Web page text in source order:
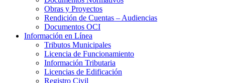
Obras y Proyectos
Rendición de Cuentas – Audiencias
Documentos OCI
Información en Línea
Tributos Municipales
Licencia de Funcionamiento
Información Tributaria
Licencias de Edificación
Registro Civil